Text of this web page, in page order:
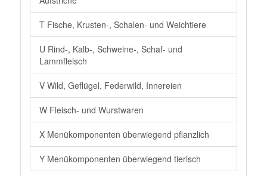
T Fische, Krusten-, Schalen- und Weichtiere
U Rind-, Kalb-, Schweine-, Schaf- und
Lammfleisch
V Wild, Geflügel, Federwild, Innereien
W Fleisch- und Wurstwaren
X Menükomponenten überwiegend pflanzlich
Y Menükomponenten überwiegend tierisch